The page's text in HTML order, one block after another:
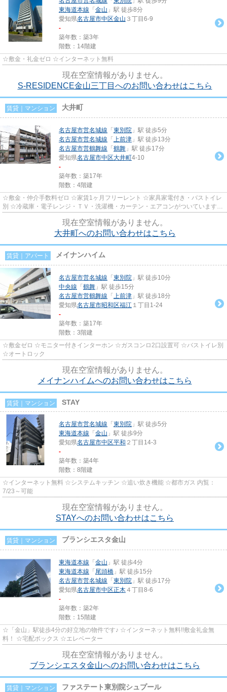
東海道本線 「 金山 」駅 徒歩8分
愛知県名古屋市中区金山 ３丁目6-9
-
築年数：築3年
階数：14階建
☆敷金・礼金ゼロ ☆インターネット無料
現在空室情報がありません。
S-RESIDENCE金山三丁目へのお問い合わせはこちら
賃貸｜マンション 大井町
名古屋市営名城線 「 東別院 」駅 徒歩5分
名古屋市営名城線 「 上前津 」駅 徒歩13分
名古屋市営鶴舞線 「 鶴舞 」駅 徒歩17分
愛知県名古屋市中区大井町4-10
-
築年数：築17年
階数：4階建
☆敷金・仲介手数料ゼロ ☆家賃1ヶ月フリーレント ☆家具家電付き・バストイレ
別 ☆冷蔵庫・電子レンジ・ＴＶ・洗濯機・カーテン・エアコンがついていますの
現在空室情報がありません。
大井町へのお問い合わせはこちら
賃貸｜アパート メイナンハイム
名古屋市営名城線 「 東別院 」駅 徒歩10分
中央線 「 鶴舞 」駅 徒歩15分
名古屋市営鶴舞線 「 上前津 」駅 徒歩18分
愛知県名古屋市昭和区福江 １丁目1-24
-
築年数：築17年
階数：3階建
☆敷金ゼロ ☆モニター付きインターホン ☆ガスコンロ2口設置可 ☆バストイレ別
☆オートロック
現在空室情報がありません。
メイナンハイムへのお問い合わせはこちら
賃貸｜マンション STAY
名古屋市営名城線 「 東別院 」駅 徒歩5分
東海道本線 「 金山 」駅 徒歩9分
愛知県名古屋市中区平和 ２丁目14-3
-
築年数：築4年
階数：8階建
☆インターネット無料 ☆システムキッチン ☆追い炊き機能 ☆都市ガス 内覧：
7/23～可能
現在空室情報がありません。
STAYへのお問い合わせはこちら
賃貸｜マンション ブランシエスタ金山
東海道本線 「 金山 」駅 徒歩4分
東海道本線 「 尾頭橋 」駅 徒歩15分
名古屋市営名城線 「 東別院 」駅 徒歩17分
愛知県名古屋市中区正木 ４丁目8-6
-
築年数：築2年
階数：15階建
☆「金山」駅徒歩4分の好立地の物件です♪ ☆インターネット無料!!敷金礼金無
料！ ☆宅配ボックス ☆エレベーター
現在空室情報がありません。
ブランシエスタ金山へのお問い合わせはこちら
賃貸｜マンション ファステート東別院シュプール